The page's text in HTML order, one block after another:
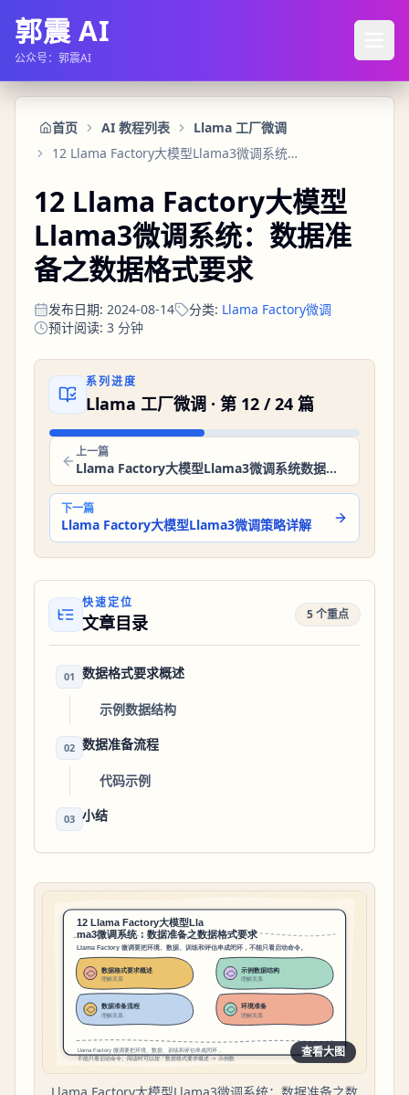
郭震 AI
公众号：郭震AI
首页 AI 教程列表
Llama 工厂微调
12 Llama Factory大模型Llama3微调系统：数据准备之数据格式要求
12 Llama Factory大模型
Llama3微调系统：数据准
备之数据格式要求
发布日期: 2024-08-14 分类: Llama Factory微调
预计阅读: 3 分钟
系列进度
Llama 工厂微调 · 第 12 /24 篇
上一篇
Llama Factory大模型Llama3微调系统数据准备之数据预处理
下一篇
Llama Factory大模型Llama3微调策略详解
快速定位
文章目录 5 个重点
01 数据格式要求概述
示例数据结构
02 数据准备流程
代码示例
03 小结
查看大图